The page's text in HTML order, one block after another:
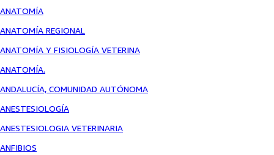
ANATOMÍA
ANATOMÍA REGIONAL
ANATOMÍA Y FISIOLOGÍA VETERINA
ANATOMÍA.
ANDALUCÍA, COMUNIDAD AUTÓNOMA
ANESTESIOLOGÍA
ANESTESIOLOGIA VETERINARIA
ANFIBIOS